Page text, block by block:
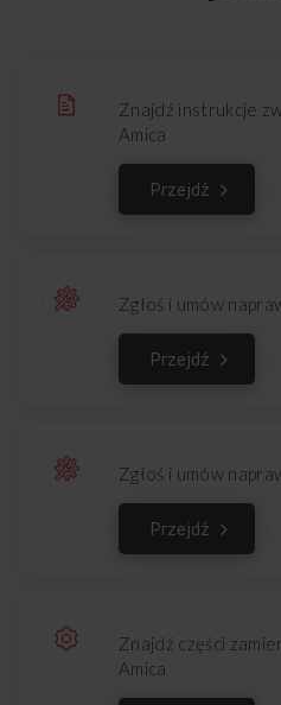
Znajdź instrukcje
Amica
Przejdź
Zgłoś i umów
Przejdź
Zgłoś i umów
Przejdź
Znajdź części
Amica